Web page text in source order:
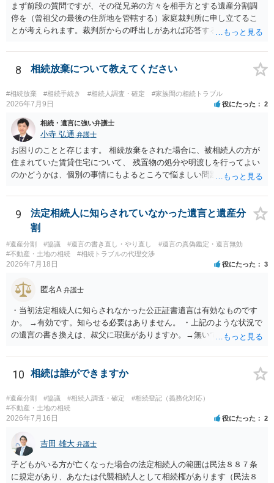
まず前段の質問ですが、その従兄弟の方々を相手方とする遺産分割調
停を（曾祖父の最後の住所地を管轄する）家庭裁判所に申し立てるこ
とが考えられます。裁判所からの呼出しがあれば応答する可能性がま
能と思われます。時間が思った以上にないので必要書類をてきぱきと
揃える必要があります。その点是非御注意ください。
8 相続放棄について教えてください
#相続放棄 #相続手続き #相続人調査・確定 #家族間の相続トラブル
2026年7月9日 役にたった 2
相続・遺言に強い弁護士
小寺 弘通 弁護士
お困りのことと存じます。 相続放棄をされた場合に、被相続人の方が
住まれていた賃貸住宅について、 残置物の処分や明渡しを行ってよい
のかどうかは、個別の事情にもよるところで悩ましい問題です。 相続
場合、 「相続財産を処分」したと評価され、相続放棄が無効となるリ
スクが一応あるからです。 ただし、実際には、自宅内にめぼしい財産
がなく、滞納賃料が増え続けるのを止めるため、 解約をして鍵を返却
してしまうというケースもそれなりにあります。 また、お母様の通帳
や印鑑などは現に保管されているのであれば、 そのまま保管されてお
いた方が良いかと思います。 相続人全員が相続放棄された場合には、
引き継いでいただくことになります。 ちなみに前提として、お母様の
お姉さんがご存命である以上、 その子（甥、姪）にはそもそも相続権
は発生しないので、甥姪の方々は相続放棄は不要になると考えられま
す。 明確にお答えができずに申し訳ありませんが、以上ご参考にして
いただければ幸いです。
9
法定相続人に知らされていなかった遺言と遺産分
割
#遺産分割 #協議 #遺言の書き直し・やり直し
#遺言の真偽鑑定・遺言無効
#不動産・土地の相続
#相続トラブルの代理交渉
2026年7月18日 役にたった 3
匿名A 弁護士
・当初法定相続人に知らされなかった公正証書遺言は有効なものです
か。 →有効です。知らせる必要はありません。 ・上記のような状況で
の遺言の書き換えは、叔父に瑕疵がありますか。→無いです。 ・分割
ますか。 →本人が自由に決められますので、どこが妥当とは言えない
です。客観的な基準もありません。 ・できれば穏やかに、分割を拒否
することはできますか。 →分割を拒否するということは、遺産はいら
ないということでしょうか。遺言で、受取を指定されててもいらない
と拒否することはできます。理由を説明する必要はありません。
10 相続は誰ができますか
#遺産分割 #協議 #相続人調査・確定
#相続登記（義務化対応）
#不動産・土地の相続
2026年7月16日 役にたった 2
吉田 雄大 弁護士
子どもがいる方が亡くなった場合の法定相続人の範囲は民法８８７条
に規定があり、あなたは代襲相続人として相続権があります（民法８